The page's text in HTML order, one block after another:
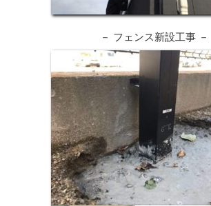
－ フェンス新設工事 －